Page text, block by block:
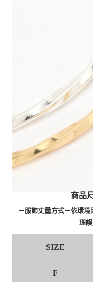
商品
－服飾丈量方式－依環
理
SIZE
F